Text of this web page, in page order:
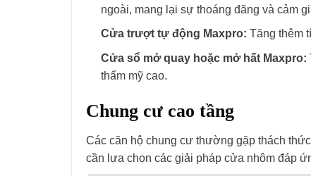
ngoài, mang lại sự thoáng đãng và cảm
Cửa trượt tự động Maxpro: Tăng thêm
Cửa sổ mở quay hoặc mở hất Maxpro:
thẩm mỹ cao.
Chung cư cao tầng
Các căn hộ chung cư thường gặp thách
cần lựa chọn các giải pháp cửa nhôm đáp